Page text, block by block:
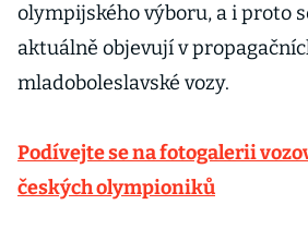
olympijského výboru, a i proto
aktuálně objevují v
mladoboleslavské vozy.
Podívejte se na fotogalerii
českých olympioniků